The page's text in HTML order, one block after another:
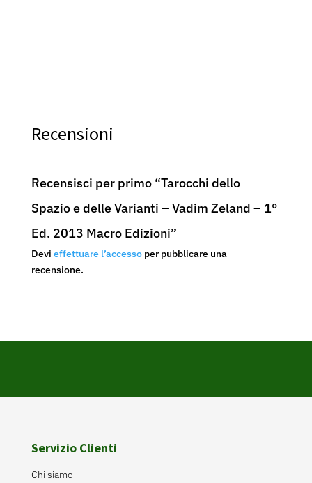
Recensioni
Recensisci per primo “Tarocchi dello
Spazio e delle Varianti – Vadim Zeland – 1°
Ed. 2013 Macro Edizioni”
Devi effettuare l’accessoper pubblicare una
recensione.
Servizio Clienti
Chi siamo